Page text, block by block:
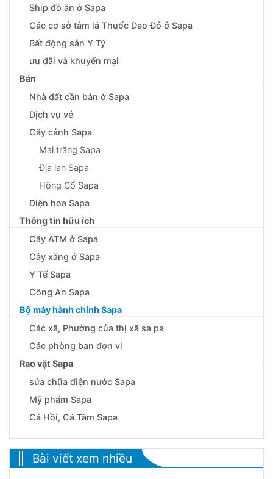
Ship đồ ăn ở Sapa
Các cơ sở tắm lá Thuốc Dao Đỏ ở Sapa
Bất động sản Y Tý
ưu đãi và khuyến mại
Bán
Nhà đất cần bán ở Sapa
Dịch vụ vé
Cây cảnh Sapa
Mai trắng Sapa
Địa lan Sapa
Hồng Cổ Sapa
Điện hoa Sapa
Thông tin hữu ích
Cây ATM ở Sapa
Cây xăng ở Sapa
Y Tế Sapa
Công An Sapa
Bộ máy hành chính Sapa
Các xã, Phường của thị xã sa pa
Các phòng ban đợn vị
Rao vặt Sapa
sửa chữa điện nước Sapa
Mỹ phẩm Sapa
Cá Hồi, Cá Tầm Sapa
Bài viết xem nhiều